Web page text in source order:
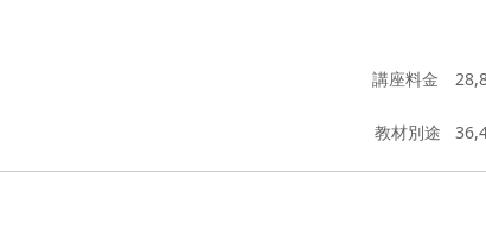
講座料金
教材別途